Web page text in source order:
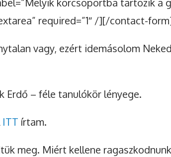
required=”1″ /][/contact-
vagy, ezért idemásolom
Erdő – féle tanulókör lényege.
ITT írtam.
meg. Miért kellene